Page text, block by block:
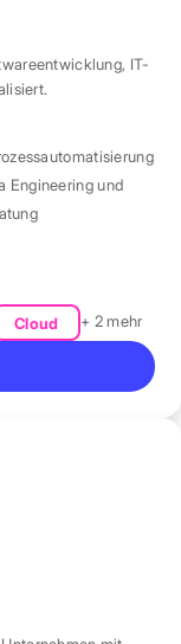
IT-
Engineering und
Cloud + 2 mehr